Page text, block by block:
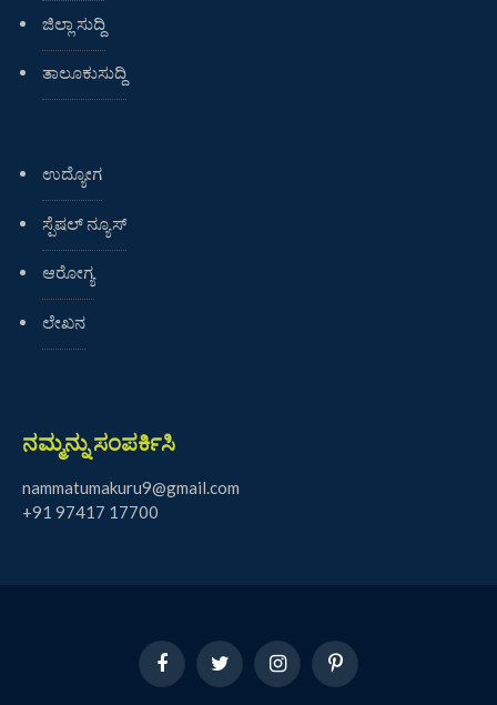
ಜಿಲ್ಲಾ ಸುದ್ದಿ
ತಾಲೂಕುಸುದ್ದಿ
ಉದ್ಯೋಗ
ಸ್ಪೆಷಲ್ ನ್ಯೂಸ್
ಆರೋಗ್ಯ
ಲೇಖನ
ನಮ್ಮನ್ನು ಸಂಪರ್ಕಿಸಿ
nammatumakuru9@gmail.com
+91 97417 17700
FacebookTwitter InstagramPinterest